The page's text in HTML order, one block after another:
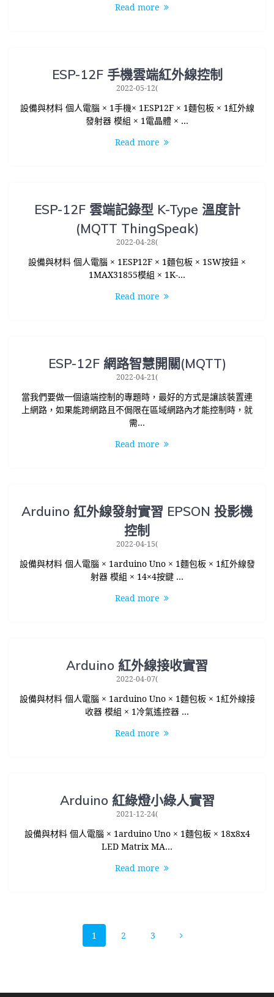
Read more
ESP-12F 手機雲端紅外線控制
2022-05-12(
設備與材料 個人電腦 × 1手機× 1ESP12F × 1麵包板 × 1紅外線
發射器 模組 × 1電晶體 × …
Read more
ESP-12F 雲端記錄型 K-Type 溫度計
(MQTT ThingSpeak)
2022-04-28(
設備與材料 個人電腦 × 1ESP12F × 1麵包板 × 1SW按鈕 ×
1MAX31855模組 × 1K-…
Read more
ESP-12F 網路智慧開關(MQTT)
2022-04-21(
當我們要做一個遠端控制的專題時，最好的方式是讓該裝置連
上網路，如果能跨網路且不侷限在區域網路內才能控制時，就
需…
Read more
Arduino 紅外線發射實習 EPSON 投影機
控制
2022-04-15(
設備與材料 個人電腦 × 1arduino Uno × 1麵包板 × 1紅外線發
射器 模組 × 14×4按鍵 …
Read more
Arduino 紅外線接收實習
2022-04-07(
設備與材料 個人電腦 × 1arduino Uno × 1麵包板 × 1紅外線接
收器 模組 × 1冷氣遙控器 …
Read more
Arduino 紅綠燈小綠人實習
2021-12-24(
設備與材料 個人電腦 × 1arduino Uno × 1麵包板 × 18x8x4
LED Matrix MA…
Read more
navigation
Page
1 Page
2 Page
3